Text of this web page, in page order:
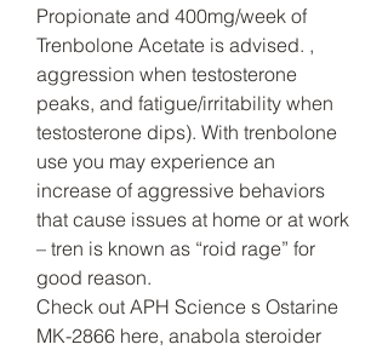
Propionate and 400mg/week of
Trenbolone Acetate is advised. ,
aggression when testosterone
peaks, and fatigue/irritability when
testosterone dips). With trenbolone
use you may experience an
increase of aggressive behaviors
that cause issues at home or at work
– tren is known as “roid rage” for
good reason.
Check out APH Science s Ostarine
MK-2866 here, anabola steroider